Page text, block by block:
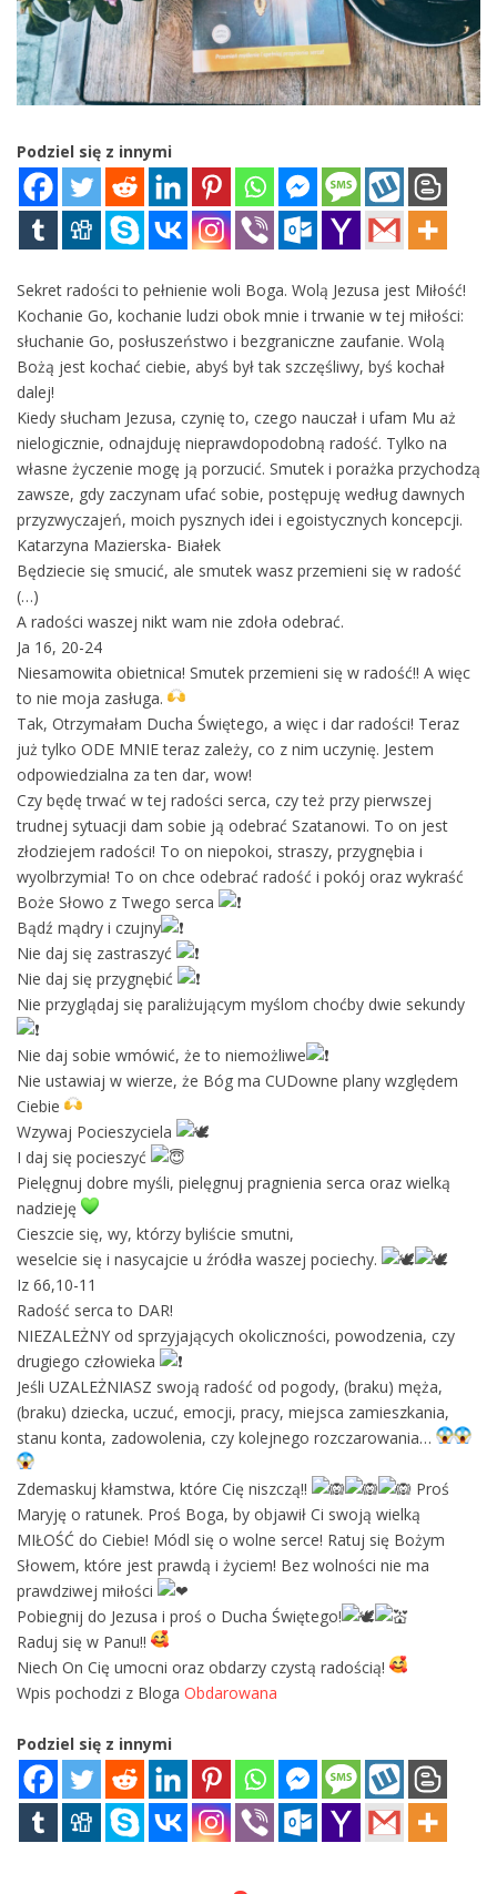
Podziel się z innymi
Sekret radości to pełnienie woli Boga. Wolą Jezusa jest Miłość!
Kochanie Go, kochanie ludzi obok mnie i trwanie w tej miłości:
słuchanie Go, posłuszeństwo i bezgraniczne zaufanie. Wolą
Bożą jest kochać ciebie, abyś był tak szczęśliwy, byś kochał
dalej!
Kiedy słucham Jezusa, czynię to, czego nauczał i ufam Mu aż
nielogicznie, odnajduję nieprawdopodobną radość. Tylko na
własne życzenie mogę ją porzucić. Smutek i porażka przychodzą
zawsze, gdy zaczynam ufać sobie, postępuję według dawnych
przyzwyczajeń, moich pysznych idei i egoistycznych koncepcji.
Katarzyna Mazierska- Białek
Będziecie się smucić, ale smutek wasz przemieni się w radość
(…)
A radości waszej nikt wam nie zdoła odebrać.
Ja 16, 20-24
Niesamowita obietnica! Smutek przemieni się w radość!! A więc
to nie moja zasługa.
Tak, Otrzymałam Ducha Świętego, a więc i dar radości! Teraz
już tylko ODE MNIE teraz zależy, co z nim uczynię. Jestem
odpowiedzialna za ten dar, wow!
Czy będę trwać w tej radości serca, czy też przy pierwszej
trudnej sytuacji dam sobie ją odebrać Szatanowi. To on jest
złodziejem radości! To on niepokoi, straszy, przygnębia i
wyolbrzymia! To on chce odebrać radość i pokój oraz wykraść
Boże Słowo z Twego serca
Bądź mądry i czujny
Nie daj się zastraszyć
Nie daj się przygnębić
Nie przyglądaj się paraliżującym myślom choćby dwie sekundy
Nie daj sobie wmówić, że to niemożliwe
Nie ustawiaj w wierze, że Bóg ma CUDowne plany względem
Ciebie
Wzywaj Pocieszyciela
I daj się pocieszyć
Pielęgnuj dobre myśli, pielęgnuj pragnienia serca oraz wielką
nadzieję
Cieszcie się, wy, którzy byliście smutni,
weselcie się i nasycajcie u źródła waszej pociechy.
Iz 66,10-11
Radość serca to DAR!
NIEZALEŻNY od sprzyjających okoliczności, powodzenia, czy
drugiego człowieka
Jeśli UZALEŻNIASZ swoją radość od pogody, (braku) męża,
(braku) dziecka, uczuć, emocji, pracy, miejsca zamieszkania,
stanu konta, zadowolenia, czy kolejnego rozczarowania…
Zdemaskuj kłamstwa, które Cię niszczą!!
Proś
Maryję o ratunek. Proś Boga, by objawił Ci swoją wielką
MIŁOŚĆ do Ciebie! Módl się o wolne serce! Ratuj się Bożym
Słowem, które jest prawdą i życiem! Bez wolności nie ma
prawdziwej miłości
Pobiegnij do Jezusa i proś o Ducha Świętego!
Raduj się w Panu!!
Niech On Cię umocni oraz obdarzy czystą radością!
Wpis pochodzi z Bloga Obdarowana
Podziel się z innymi